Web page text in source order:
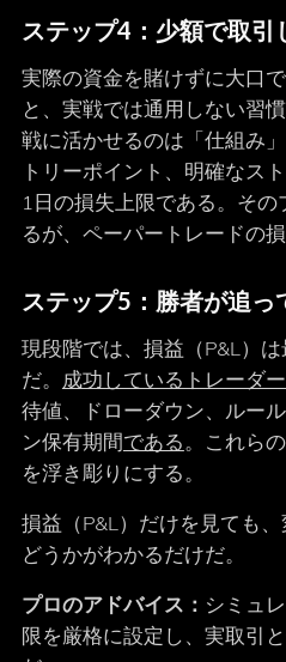
ステップ4：少額で取
実際の資金を賭けずに大口
と、実戦では通用しない習
戦に活かせるのは「仕組み
トリーポイント、明確なス
1日の損失上限である。そ
るが、ペーパートレードの
ステップ5：勝者が追っ
現段階では、損益（P&L）
だ。 成功しているトレーダ
待値、ドローダウン、ルー
ン保有期間である。これら
を浮き彫りにする。
損益（P&L）だけを見ても
どうかがわかるだけだ。
プロのアドバイス： シミュ
限を厳格に設定し、実取引